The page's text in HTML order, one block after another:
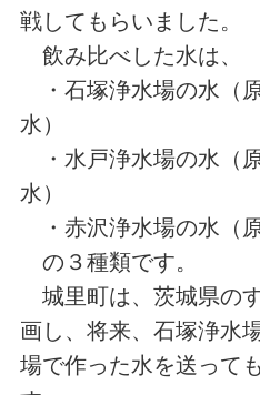
戦してもらいました。
飲み比べした水は、
・石塚浄水場の水（
水）
・水戸浄水場の水（
水）
・赤沢浄水場の水（
の３種類です。
城里町は、茨城県の
画し、将来、石塚浄水
場で作った水を送って